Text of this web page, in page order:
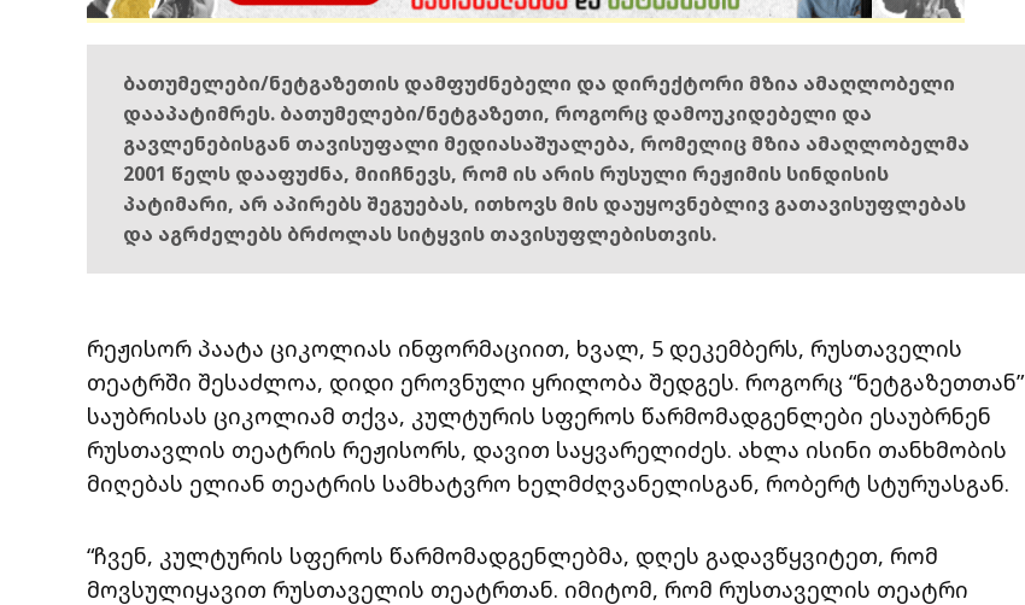
ბათუმელები/ნეტგაზეთის დამფუძნებელი და დირექტორი მზია ამაღლობელი
დააპატიმრეს. ბათუმელები/ნეტგაზეთი, როგორც დამოუკიდებელი და
გავლენებისგან თავისუფალი მედიასაშუალება, რომელიც მზია ამაღლობელმა
2001 წელს დააფუძნა, მიიჩნევს, რომ ის არის რუსული რეჟიმის სინდისის
პატიმარი, არ აპირებს შეგუებას, ითხოვს მის დაუყოვნებლივ გათავისუფლებას
და აგრძელებს ბრძოლას სიტყვის თავისუფლებისთვის.
რეჟისორ პაატა ციკოლიას ინფორმაციით, ხვალ, 5 დეკემბერს, რუსთაველის
თეატრში შესაძლოა, დიდი ეროვნული ყრილობა შედგეს. როგორც “ნეტგაზეთთან”
საუბრისას ციკოლიამ თქვა, კულტურის სფეროს წარმომადგენლები ესაუბრნენ
რუსთავლის თეატრის რეჟისორს, დავით საყვარელიძეს. ახლა ისინი თანხმობის
მიღებას ელიან თეატრის სამხატვრო ხელმძღვანელისგან, რობერტ სტურუასგან.
“ჩვენ, კულტურის სფეროს წარმომადგენლებმა, დღეს გადავწყვიტეთ, რომ
მოვსულიყავით რუსთაველის თეატრთან. იმიტომ, რომ რუსთაველის თეატრი